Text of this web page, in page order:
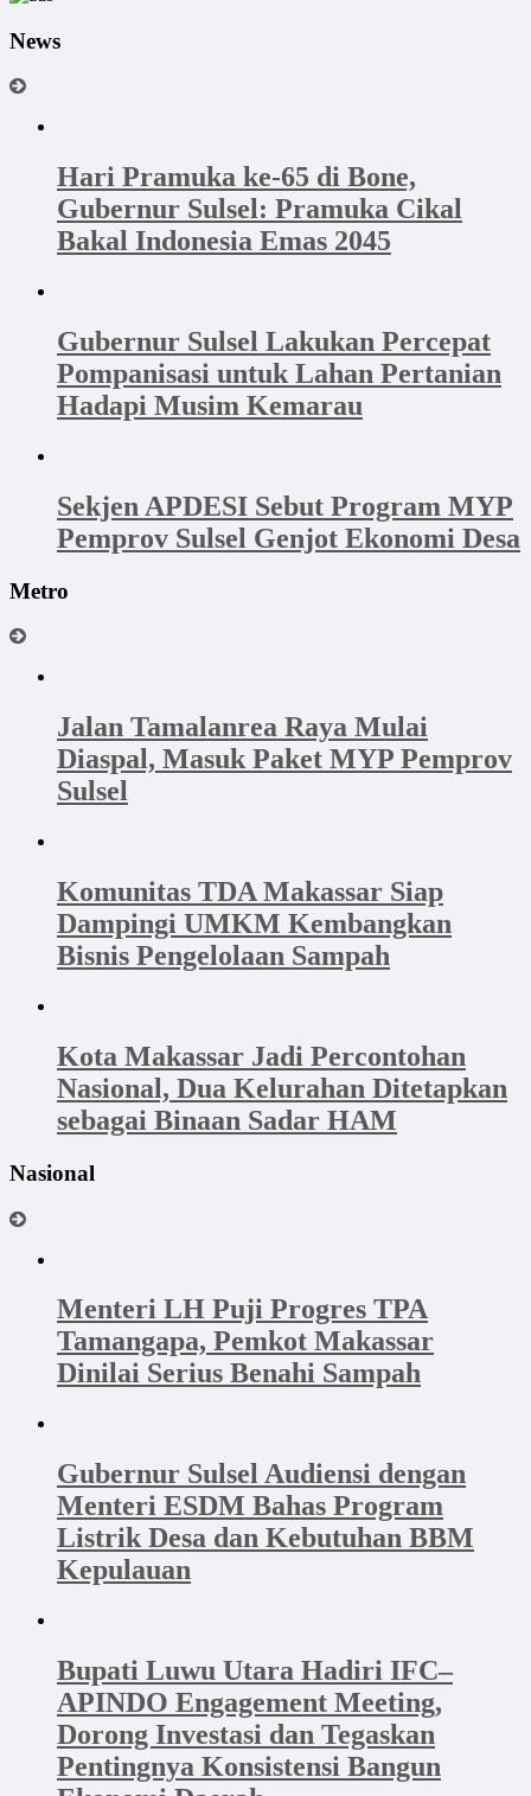
News
Hari Pramuka ke-65 di Bone,
Gubernur Sulsel: Pramuka Cikal
Bakal Indonesia Emas 2045
Gubernur Sulsel Lakukan Percepat
Pompanisasi untuk Lahan Pertanian
Hadapi Musim Kemarau
Sekjen APDESI Sebut Program MYP
Pemprov Sulsel Genjot Ekonomi Desa
Metro
Jalan Tamalanrea Raya Mulai
Diaspal, Masuk Paket MYP Pemprov
Sulsel
Komunitas TDA Makassar Siap
Dampingi UMKM Kembangkan
Bisnis Pengelolaan Sampah
Kota Makassar Jadi Percontohan
Nasional, Dua Kelurahan Ditetapkan
sebagai Binaan Sadar HAM
Nasional
Menteri LH Puji Progres TPA
Tamangapa, Pemkot Makassar
Dinilai Serius Benahi Sampah
Gubernur Sulsel Audiensi dengan
Menteri ESDM Bahas Program
Listrik Desa dan Kebutuhan BBM
Kepulauan
Bupati Luwu Utara Hadiri IFC–
APINDO Engagement Meeting,
Dorong Investasi dan Tegaskan
Pentingnya Konsistensi Bangun